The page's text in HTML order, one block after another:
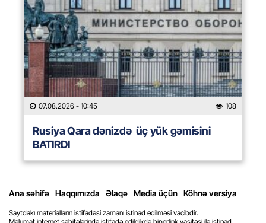
07.08.2026 - 10:45 108
Rusiya Qara dənizdə üç yük gəmisini
BATIRDI
Ana səhifə Haqqımızda Əlaqə Media üçün Köhnə versiya
Saytdakı materialların istifadəsi zamanı istinad edilməsi vacibdir.